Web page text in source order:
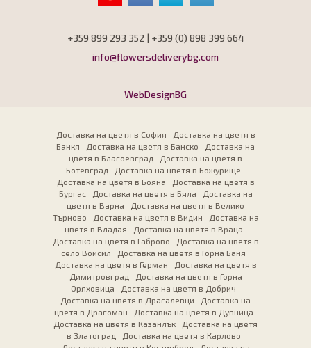
+359 899 293 352 | +359 (0) 898 399 664
info@flowersdeliverybg.com
WebDesignBG
Доставка на цветя в София
Доставка на цветя в
Банкя
Доставка на цветя в Банско
Доставка на
цветя в Благоевград
Доставка на цветя в
Ботевград
Доставка на цветя в Божурище
Доставка на цветя в Бояна
Доставка на цветя в
Бургас
Доставка на цветя в Бяла
Доставка на
цветя в Варна
Доставка на цветя в Велико
Търново
Доставка на цветя в Видин
Доставка на
цветя в Владая
Доставка на цветя в Враца
Доставка на цветя в Габрово
Доставка на цветя в
село Войсил
Доставка на цветя в Горна Баня
Доставка на цветя в Герман
Доставка на цветя в
Димитровград
Доставка на цветя в Горна
Оряховица
Доставка на цветя в Добрич
Доставка на цветя в Драгалевци
Доставка на
цветя в Драгоман
Доставка на цветя в Дупница
Доставка на цветя в Казанлък
Доставка на цветя
в Златоград
Доставка на цветя в Карлово